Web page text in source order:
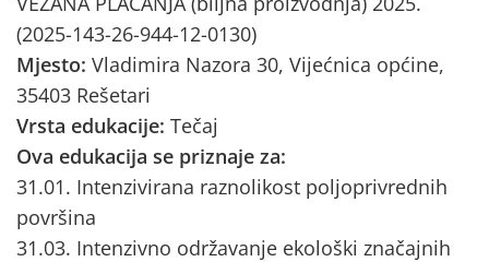
(2025-143-26-944-12-0130)
Mjesto: Vladimira Nazora 30, Vijećnica općine,
35403 Rešetari
Vrsta edukacije: Tečaj
Ova edukacija se priznaje za:
31.01. Intenzivirana raznolikost poljoprivrednih
površina
31.03. Intenzivno održavanje ekološki značajnih